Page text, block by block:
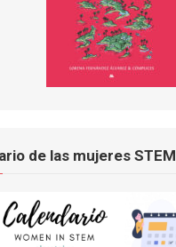
de las mujeres STEM